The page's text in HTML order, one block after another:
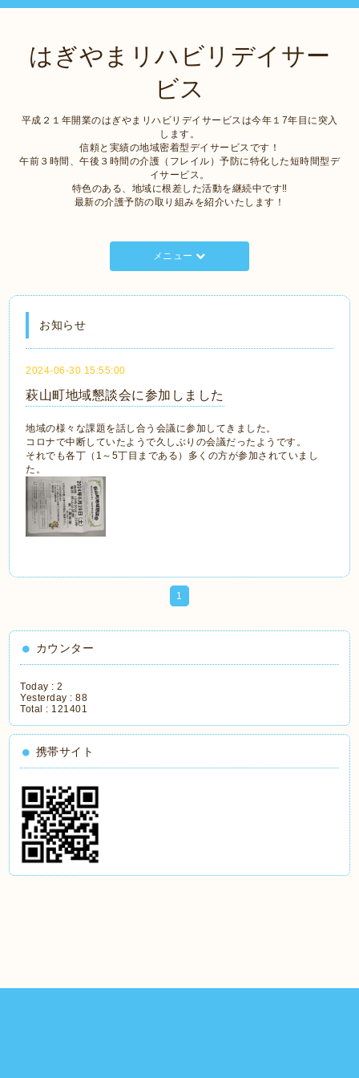
はぎやまリハビリデイサー
ビス
平成２１年開業のはぎやまリハビリデイサービスは今年１7年目に突入
します。
信頼と実績の地域密着型デイサービスです！
午前３時間、午後３時間の介護（フレイル）予防に特化した短時間型デ
イサービス。
特色のある、地域に根差した活動を継続中です‼
最新の介護予防の取り組みを紹介いたします！
メニュー
お知らせ
2024-06-30 15:55:00
萩山町地域懇談会に参加しました
地域の様々な課題を話し合う会議に参加してきました。
コロナで中断していたようで久しぶりの会議だったようです。
それでも各丁（1～5丁目まである）多くの方が参加されていまし
た。
1
カウンター
Today :2
Yesterday :88
Total : 121401
携帯サイト